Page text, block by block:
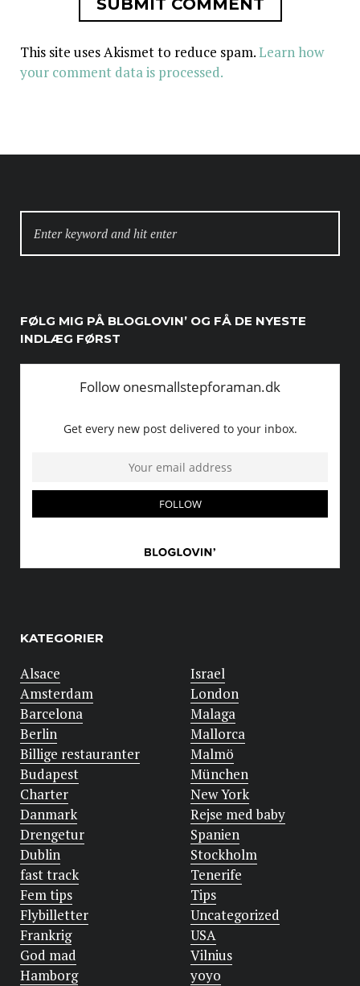
This site uses Akismet to reduce spam.Learn how
your comment data is processed.
FOR:
FØLG MIG PÅ BLOGLOVIN’ OG FÅ DE NYESTE
INDLÆG FØRST
KATEGORIER
Alsace
Amsterdam
Barcelona
Berlin
Billige restauranter
Budapest
Charter
Danmark
Drengetur
Dublin
fast track
Fem tips
Flybilletter
Frankrig
God mad
Hamborg
Israel
London
Malaga
Mallorca
Malmö
München
New York
Rejse med baby
Spanien
Stockholm
Tenerife
Tips
Uncategorized
USA
Vilnius
yoyo